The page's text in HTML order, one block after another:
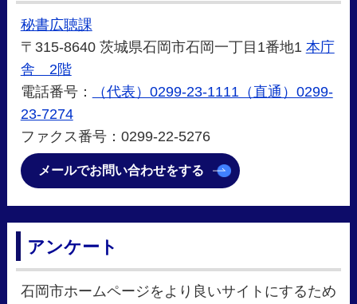
秘書広聴課
〒315-8640 茨城県石岡市石岡一丁目1番地1 本庁
舎 2階
電話番号：
（代表）0299-23-1111（直通）0299-
23-7274
ファクス番号：0299-22-5276
メールでお問い合わせをする
アンケート
石岡市ホームページをより良いサイトにするため